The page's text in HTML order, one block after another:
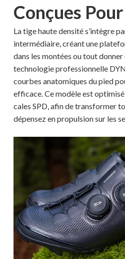
Conçues
La tige haute densité s’intègre
intermédiaire, créant une
dans les montées ou tout donner
technologie professionnelle
courbes anatomiques du pied
efficace. Ce modèle est
cales SPD, afin de transformer
dépensez en propulsion sur les